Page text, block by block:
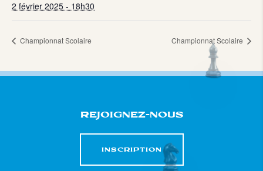
2 février 2025 - 18h30
Championnat Scolaire Championnat Scolaire
REJOIGNEZ-NOUS
INSCRIPTION